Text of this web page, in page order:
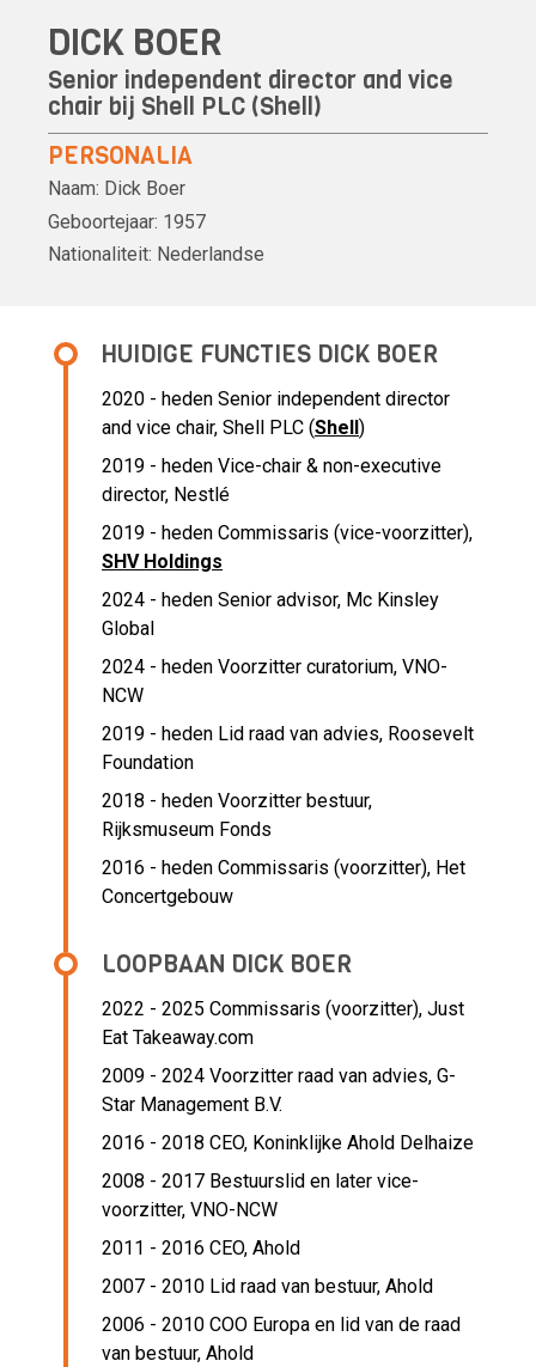
DICK BOER
Senior independent director and vice
chair bij Shell PLC (Shell)
PERSONALIA
Naam: Dick Boer
Geboortejaar: 1957
Nationaliteit: Nederlandse
HUIDIGE FUNCTIES DICK BOER
2020 - heden Senior independent director
and vice chair, Shell PLC (Shell )
2019 - heden Vice-chair & non-executive
director, Nestlé
2019 - heden Commissaris (vice-voorzitter),
SHV Holdings
2024 - heden Senior advisor, Mc Kinsley
Global
2024 - heden Voorzitter curatorium, VNO-
NCW
2019 - heden Lid raad van advies, Roosevelt
Foundation
2018 - heden Voorzitter bestuur,
Rijksmuseum Fonds
2016 - heden Commissaris (voorzitter), Het
Concertgebouw
LOOPBAAN DICK BOER
2022 - 2025 Commissaris (voorzitter), Just
Eat Takeaway.com
2009 - 2024 Voorzitter raad van advies, G-
Star Management B.V.
2016 - 2018 CEO, Koninklijke Ahold Delhaize
2008 - 2017 Bestuurslid en later vice-
voorzitter, VNO-NCW
2011 - 2016 CEO, Ahold
2007 - 2010 Lid raad van bestuur, Ahold
2006 - 2010 COO Europa en lid van de raad
van bestuur, Ahold